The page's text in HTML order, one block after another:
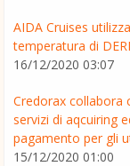
AIDA Cruises
temperatura di
16/12/2020 03:07
Credorax collabora
servizi di aqcuiring
pagamento per gli
15/12/2020 01:00